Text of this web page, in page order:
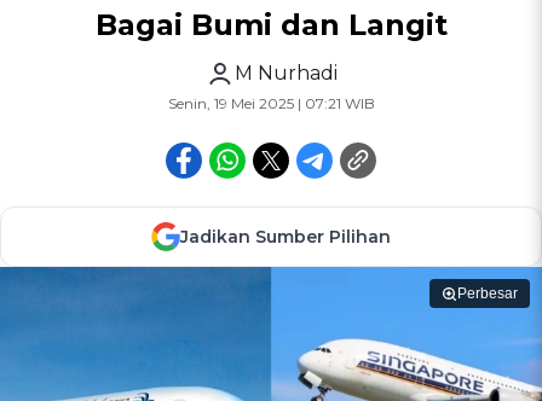
Bagai Bumi dan Langit
M Nurhadi
Senin, 19 Mei 2025 | 07:21 WIB
Jadikan Sumber Pilihan
Perbesar